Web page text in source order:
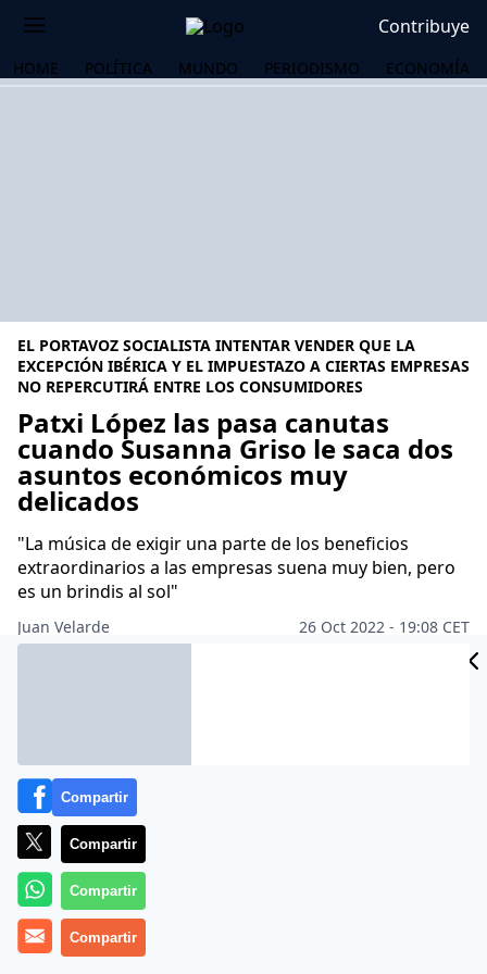
Contribuye
HOME POLÍTICA MUNDO PERIODISMO ECONOMÍA
EL PORTAVOZ SOCIALISTA INTENTAR VENDER QUE LA
EXCEPCIÓN IBÉRICA Y EL IMPUESTAZO A CIERTAS EMPRESAS
NO REPERCUTIRÁ ENTRE LOS CONSUMIDORES
Patxi López las pasa canutas
cuando Susanna Griso le saca dos
asuntos económicos muy
delicados
"La música de exigir una parte de los beneficios
extraordinarios a las empresas suena muy bien, pero
es un brindis al sol"
Juan Velarde
26 Oct 2022 - 19:08 CET
Compartir
Compartir
Compartir
Compartir